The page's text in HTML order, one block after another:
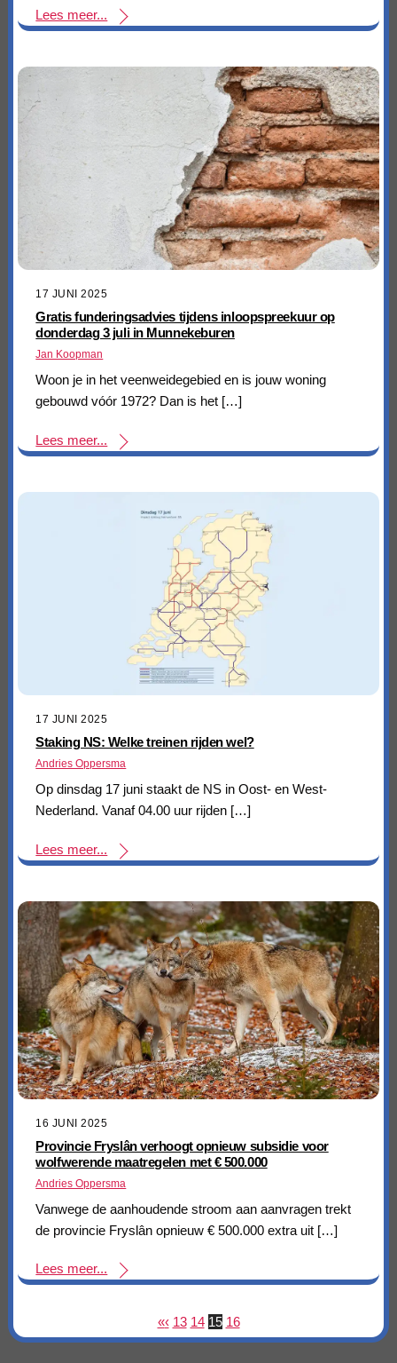
Lees meer...
17 JUNI 2025
Gratis funderingsadvies tijdens inloopspreekuur op
donderdag 3 juli in Munnekeburen
Jan Koopman
Woon je in het veenweidegebied en is jouw woning
gebouwd vóór 1972? Dan is het […]
Lees meer...
17 JUNI 2025
Staking NS: Welke treinen rijden wel?
Andries Oppersma
Op dinsdag 17 juni staakt de NS in Oost- en West-
Nederland. Vanaf 04.00 uur rijden […]
Lees meer...
16 JUNI 2025
Provincie Fryslân verhoogt opnieuw subsidie voor
wolfwerende maatregelen met € 500.000
Andries Oppersma
Vanwege de aanhoudende stroom aan aanvragen trekt
de provincie Fryslân opnieuw € 500.000 extra uit […]
Lees meer...
«‹ 13 14 15 16